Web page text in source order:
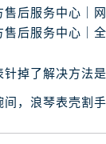
针掉了解决方法
间，浪琴表壳割